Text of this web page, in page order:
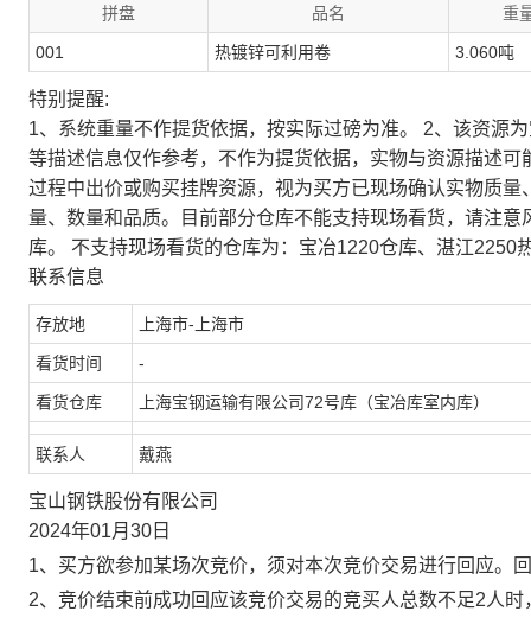
拼盘 品名 重
001 热镀锌可利用卷 3.060吨
特别提醒:
1、系统重量不作提货依据，按实际过磅为准。 2、该资源
等描述信息仅作参考，不作为提货依据，实物与资源描述
过程中出价或购买挂牌资源，视为买方已现场确认实物质
量、数量和品质。目前部分仓库不能支持现场看货，请注
库。 不支持现场看货的仓库为：宝冶1220仓库、湛江2250
联系信息
存放地 上海市-上海市
看货时间 -
看货仓库 上海宝钢运输有限公司72号库（宝冶库室内库）
联系人 戴燕
宝山钢铁股份有限公司
2024年01月30日
1、买方欲参加某场次竞价，须对本次竞价交易进行回应。
2、竞价结束前成功回应该竞价交易的竞买人总数不足2人